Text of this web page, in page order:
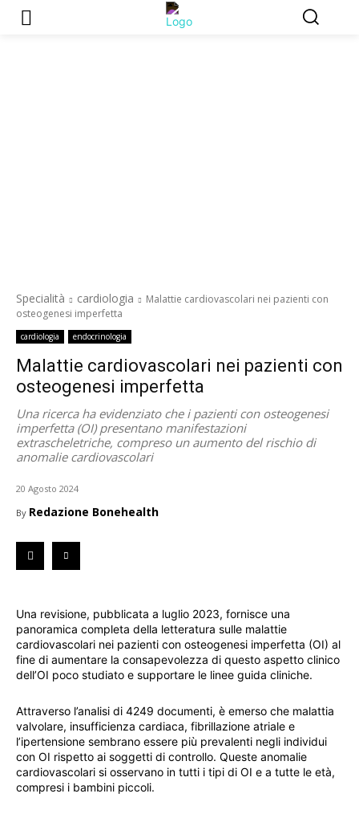
Specialità cardiologia
Malattie cardiovascolari nei pazienti con
osteogenesi imperfetta
cardiologia endocrinologia
Malattie cardiovascolari nei pazienti con
osteogenesi imperfetta
Una ricerca ha evidenziato che i pazienti con osteogenesi
imperfetta (OI) presentano manifestazioni
extrascheletriche, compreso un aumento del rischio di
anomalie cardiovascolari
20 Agosto 2024
By Redazione Bonehealth
Una revisione, pubblicata a luglio 2023, fornisce una
panoramica completa della letteratura sulle malattie
cardiovascolari nei pazienti con osteogenesi imperfetta (OI) al
fine di aumentare la consapevolezza di questo aspetto clinico
dell’OI poco studiato e supportare le linee guida cliniche.
Attraverso l’analisi di 4249 documenti, è emerso che malattia
valvolare, insufficienza cardiaca, fibrillazione atriale e
l’ipertensione sembrano essere più prevalenti negli individui
con OI rispetto ai soggetti di controllo. Queste anomalie
cardiovascolari si osservano in tutti i tipi di OI e a tutte le età,
compresi i bambini piccoli.